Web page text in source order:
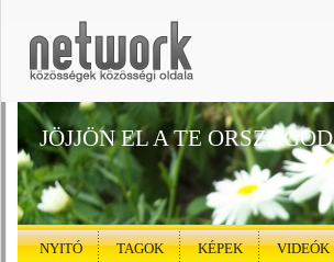
JÖJJÖN EL A TE ORSZÁGOD
NYITÓ TAGOK KÉPEK VIDEÓK